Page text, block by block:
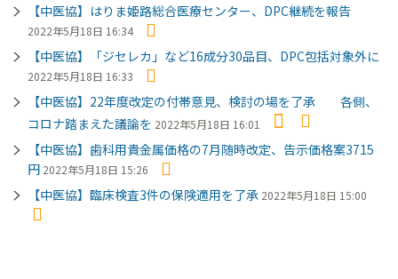
【中医協】はりま姫路総合医療センター、DPC継続を報告
2022年5月18日 16:34
【中医協】「ジセレカ」など16成分30品目、DPC包括対象外に
2022年5月18日 16:33
【中医協】22年度改定の付帯意見、検討の場を了承 各側、
コロナ踏まえた議論を 2022年5月18日 16:01
【中医協】歯科用貴金属価格の7月随時改定、告示価格案3715
円 2022年5月18日 15:26
【中医協】臨床検査3件の保険適用を了承 2022年5月18日 15:00